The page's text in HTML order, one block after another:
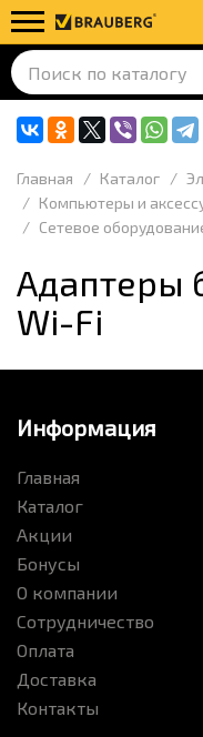
Главная Каталог
Компьютеры и
Сетевое
Адаптеры
Wi-Fi
Информация
Главная
Каталог
Акции
Бонусы
О компании
Сотрудничество
Оплата
Доставка
Контакты